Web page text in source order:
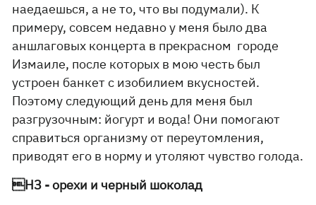
наедаешься, а не то, что вы подумали). К
примеру, совсем недавно у меня было два
аншлаговых концерта в прекрасном городе
Измаиле, после которых в мою честь был
устроен банкет с изобилием вкусностей.
Поэтому следующий день для меня был
разгрузочным: йогурт и вода! Они помогают
справиться организму от переутомления,
приводят его в норму и утоляют чувство голода.
НЗ - орехи и черный шоколад